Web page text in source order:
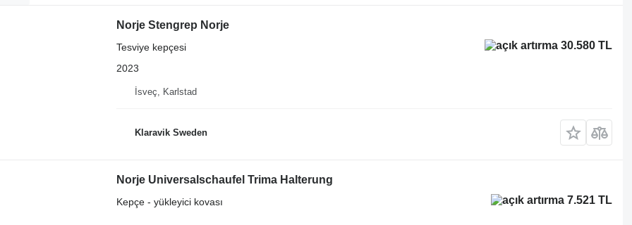
Norje Stengrep Norje
30.580 TL
Tesviye kepçesi
2023
İsveç, Karlstad
Klaravik Sweden
Norje Universalschaufel Trima Halterung
7.521 TL
Kepçe - yükleyici kovası